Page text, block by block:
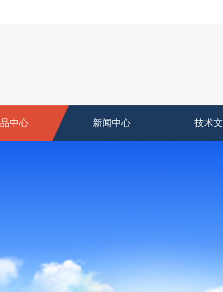
中心 新闻中心 技术